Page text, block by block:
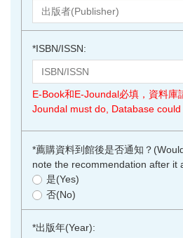
*ISBN/ISSN:
E-Book和E-Joundal必填，資料庫
Joundal must do, Database
*薦購資料到館後是否通知？
note the recommendation after it
是(Yes)
否(No)
*出版年(Year):